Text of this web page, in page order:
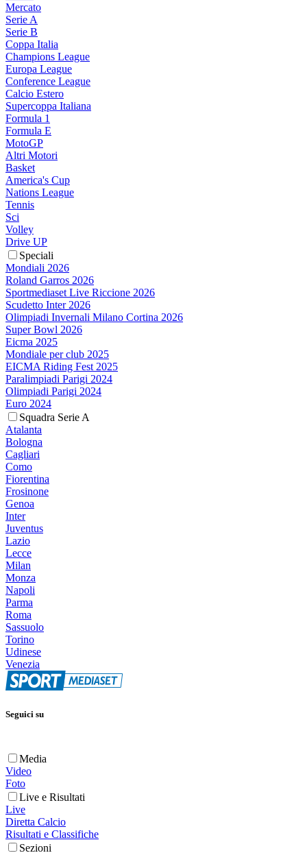
Mercato
Serie A
Serie B
Coppa Italia
Champions League
Europa League
Conference League
Calcio Estero
Supercoppa Italiana
Formula 1
Formula E
MotoGP
Altri Motori
Basket
America's Cup
Nations League
Tennis
Sci
Volley
Drive UP
Speciali
Mondiali 2026
Roland Garros 2026
Sportmediaset Live Riccione 2026
Scudetto Inter 2026
Olimpiadi Invernali Milano Cortina 2026
Super Bowl 2026
Eicma 2025
Mondiale per club 2025
EICMA Riding Fest 2025
Paralimpiadi Parigi 2024
Olimpiadi Parigi 2024
Euro 2024
Squadra Serie A
Atalanta
Bologna
Cagliari
Como
Fiorentina
Frosinone
Genoa
Inter
Juventus
Lazio
Lecce
Milan
Monza
Napoli
Parma
Roma
Sassuolo
Torino
Udinese
Venezia
Seguici su
Media
Video
Foto
Live e Risultati
Live
Diretta Calcio
Risultati e Classifiche
Sezioni